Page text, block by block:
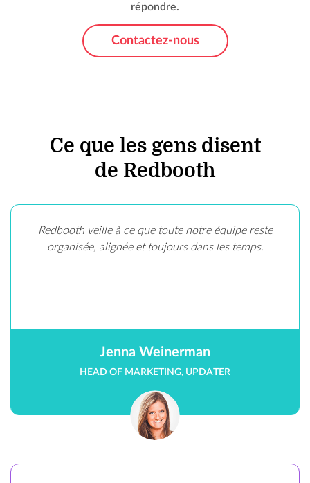
répondre.
Contactez-nous
Ce que les gens disent
de Redbooth
Redbooth veille à ce que toute notre équipe reste
organisée, alignée et toujours dans les temps.
Jenna Weinerman
HEAD OF MARKETING, UPDATER